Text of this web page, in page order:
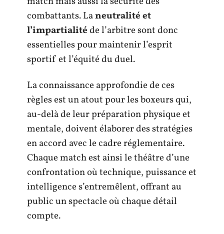
combattants. Laneutralité et
l’impartialitéde l’arbitre sont donc
essentielles pour maintenir l’esprit
sportif et l’équité du duel.
La connaissance approfondie de ces
règles est un atout pour les boxeurs qui,
au-delà de leur préparation physique et
mentale, doivent élaborer des stratégies
en accord avec le cadre réglementaire.
Chaque match est ainsi le théâtre d’une
confrontation où technique, puissance et
intelligence s’entremêlent, offrant au
public un spectacle où chaque détail
compte.